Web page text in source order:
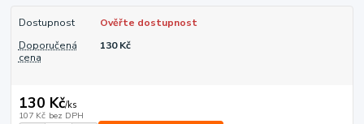
Dostupnost
Ověřte dostupnost
Doporučená
cena
130 Kč
130 Kč/ks
107 Kč bez DPH